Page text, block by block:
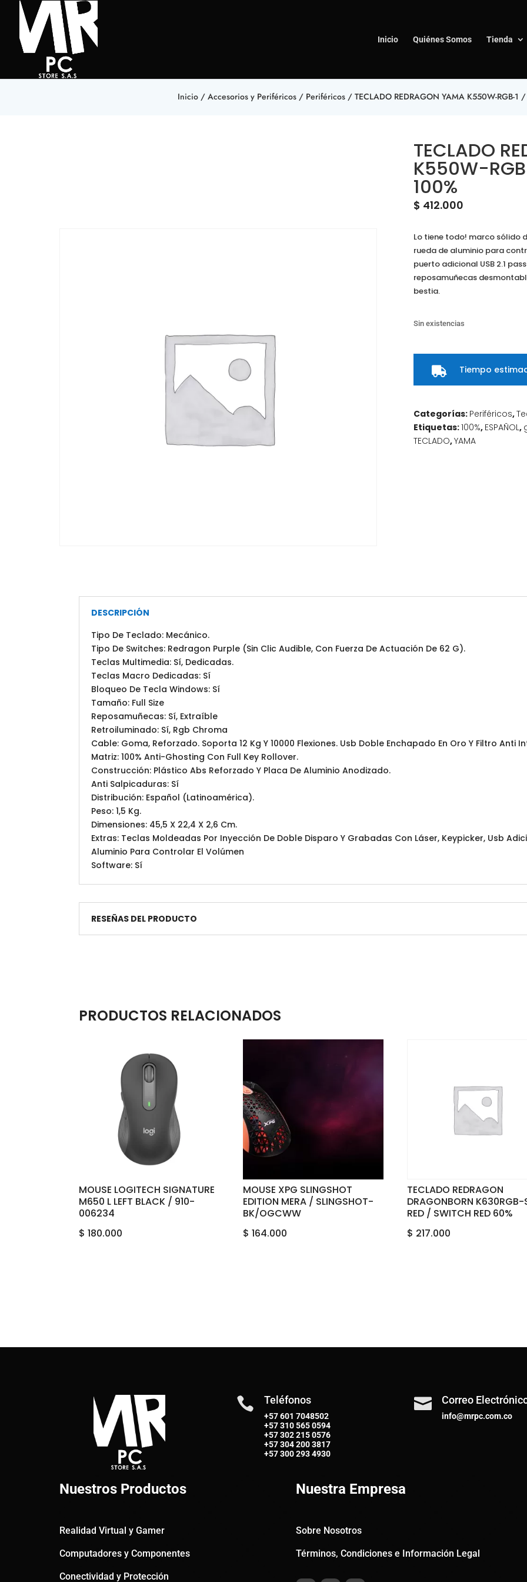
Inicio Quiénes Somos Tienda
Inicio / Accesorios y Periféricos / Periféricos / TECLADO REDRAGON YAMA K550W-RGB-1 /
TECLADO
K550W-
100%
$ 412.000
Lo tiene todo! marco sólido
rueda de aluminio para
puerto adicional USB 2.1
reposamuñecas
bestia.
Sin existencias
 Tiempo
Categorías: Periféricos,
Etiquetas:100%, ESPAÑOL,
TECLADO,YAMA
DESCRIPCIÓN
Tipo De Teclado: Mecánico.
Tipo De Switches: Redragon Purple (Sin Clic Audible, Con Fuerza De Actuación De 62 G).
Teclas Multimedia: Sí, Dedicadas.
Teclas Macro Dedicadas: Sí
Bloqueo De Tecla Windows: Sí
Tamaño: Full Size
Reposamuñecas: Sí, Extraíble
Retroiluminado: Sí, Rgb Chroma
Cable: Goma, Reforzado. Soporta 12 Kg Y 10000 Flexiones. Usb Doble Enchapado En Oro Y Filtro Anti
Matriz: 100% Anti-Ghosting Con Full Key Rollover.
Construcción: Plástico Abs Reforzado Y Placa De Aluminio Anodizado.
Anti Salpicaduras: Sí
Distribución: Español (Latinoamérica).
Peso: 1,5 Kg.
Dimensiones: 45,5 X 22,4 X 2,6 Cm.
Extras: Teclas Moldeadas Por Inyección De Doble Disparo Y Grabadas Con Láser, Keypicker, Usb
Aluminio Para Controlar El Volúmen
Software: Sí
RESEÑAS DEL PRODUCTO
PRODUCTOS RELACIONADOS
MOUSE LOGITECH SIGNATURE
M650 L LEFT BLACK / 910-
006234
$ 180.000
MOUSE XPG SLINGSHOT
EDITION MERA / SLINGSHOT-
BK/OGCWW
$ 164.000
TECLADO REDRAGON
DRAGONBORN K630RGB-
RED / SWITCH RED 60%
$ 217.000
 Teléfonos
+57 601 7048502
+57310 565 0594
+57302 215 0576
+57304 200 3817
+57300 293 4930
 Correo
info@mrpc.com.co
Nuestros Productos
Realidad Virtual y Gamer
Computadores y Componentes
Conectividad y Protección
Nuestra Empresa
Sobre Nosotros
Términos, Condiciones e Información Legal